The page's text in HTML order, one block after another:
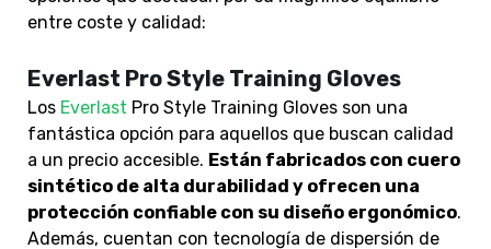
entre coste y calidad:
Everlast Pro Style Training Gloves
Los Everlast Pro Style Training Gloves son una
fantástica opción para aquellos que buscan calidad
a un precio accesible. Están fabricados con cuero
sintético de alta durabilidad y ofrecen una
protección confiable con su diseño ergonómico.
Además, cuentan con tecnología de dispersión de